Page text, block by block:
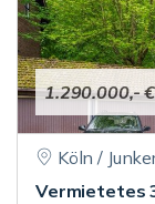
1.290.000,- €
Köln /
Vermietetes